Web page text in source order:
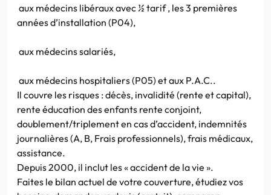
aux médecins libéraux avec ½ tarif , les 3 premières
années d’installation (P04),
aux médecins salariés,
aux médecins hospitaliers (P05) et aux P.A.C..
Il couvre les risques : décès, invalidité (rente et capital),
rente éducation des enfants rente conjoint,
doublement/triplement en cas d’accident, indemnités
journalières (A, B, Frais professionnels), frais médicaux,
assistance.
Depuis 2000, il inclut les « accident de la vie ».
Faites le bilan actuel de votre couverture, étudiez vos